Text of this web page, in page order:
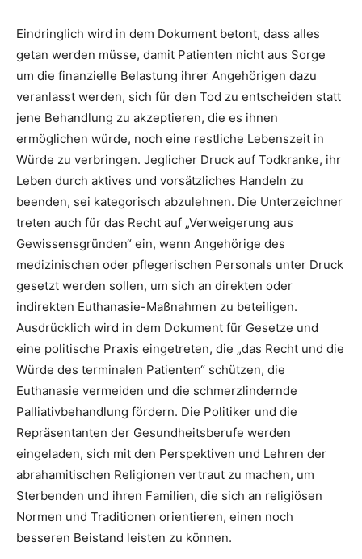
Eindringlich wird in dem Dokument betont, dass alles
getan werden müsse, damit Patienten nicht aus Sorge
um die finanzielle Belastung ihrer Angehörigen dazu
veranlasst werden, sich für den Tod zu entscheiden statt
jene Behandlung zu akzeptieren, die es ihnen
ermöglichen würde, noch eine restliche Lebenszeit in
Würde zu verbringen. Jeglicher Druck auf Todkranke, ihr
Leben durch aktives und vorsätzliches Handeln zu
beenden, sei kategorisch abzulehnen. Die Unterzeichner
treten auch für das Recht auf „Verweigerung aus
Gewissensgründen“ ein, wenn Angehörige des
medizinischen oder pflegerischen Personals unter Druck
gesetzt werden sollen, um sich an direkten oder
indirekten Euthanasie-Maßnahmen zu beteiligen.
Ausdrücklich wird in dem Dokument für Gesetze und
eine politische Praxis eingetreten, die „das Recht und die
Würde des terminalen Patienten“ schützen, die
Euthanasie vermeiden und die schmerzlindernde
Palliativbehandlung fördern. Die Politiker und die
Repräsentanten der Gesundheitsberufe werden
eingeladen, sich mit den Perspektiven und Lehren der
abrahamitischen Religionen vertraut zu machen, um
Sterbenden und ihren Familien, die sich an religiösen
Normen und Traditionen orientieren, einen noch
besseren Beistand leisten zu können.